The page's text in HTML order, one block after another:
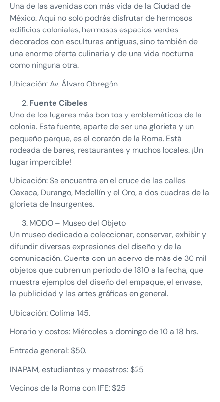
Una de las avenidas con más vida de la Ciudad de
México. Aquí no solo podrás disfrutar de hermosos
edificios coloniales, hermosos espacios verdes
decorados con esculturas antiguas, sino también de
una enorme oferta culinaria y de una vida nocturna
como ninguna otra.
Ubicación: Av. Álvaro Obregón
Fuente Cibeles
Uno de los lugares más bonitos y emblemáticos de la
colonia. Esta fuente, aparte de ser una glorieta y un
pequeño parque, es el corazón de la Roma. Está
rodeada de bares, restaurantes y muchos locales. ¡Un
lugar imperdible!
Ubicación: Se encuentra en el cruce de las calles
Oaxaca, Durango, Medellín y el Oro, a dos cuadras de la
glorieta de Insurgentes.
MODO – Museo del Objeto
Un museo dedicado a coleccionar, conservar, exhibir y
difundir diversas expresiones del diseño y de la
comunicación. Cuenta con un acervo de más de 30 mil
objetos que cubren un periodo de 1810 a la fecha, que
muestra ejemplos del diseño del empaque, el envase,
la publicidad y las artes gráficas en general.
Ubicación: Colima 145.
Horario y costos: Miércoles a domingo de 10 a 18 hrs.
Entrada general: $50.
INAPAM, estudiantes y maestros: $25
Vecinos de la Roma con IFE: $25